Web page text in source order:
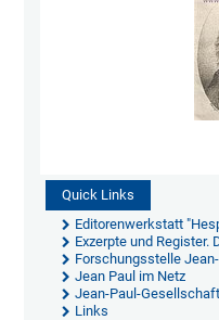
Quick Links
Editorenwerkstatt
Exzerpte und Register.
Forschungsstelle
Jean Paul im Netz
Jean-Paul-Gesellschaft
Links